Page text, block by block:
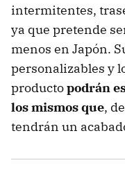
intermitentes,
ya que pretende
menos en Japón.
personalizables y
productopodrán
los mismos que,
tendrán un